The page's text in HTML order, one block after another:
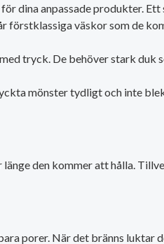
dina anpassade produkter.
väskor som de
tryck. De behöver stark duk
mönster tydligt och inte
den kommer att hålla.
porer. När det bränns luktar